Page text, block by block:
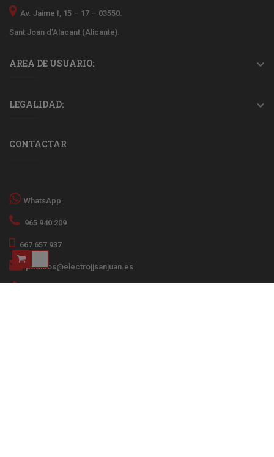
Av. Jaime I, 15 – 17 – 03550.
Sant Joan d’Alacant (Alicante).
AREA DE USUARIO: 
LEGALIDAD: 
CONTACTAR
WhatsApp
965 940 209
667 657 937
pedidos@electrojjsanjuan.es